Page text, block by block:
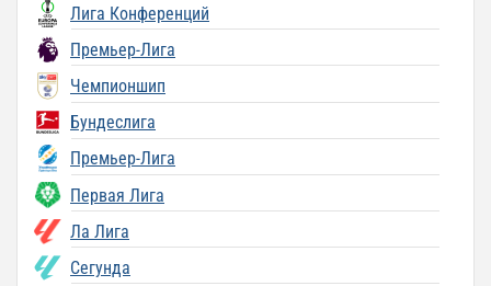
Лига Конференций
Премьер-Лига
Чемпионшип
Бундеслига
Премьер-Лига
Первая Лига
Ла Лига
Сегунда